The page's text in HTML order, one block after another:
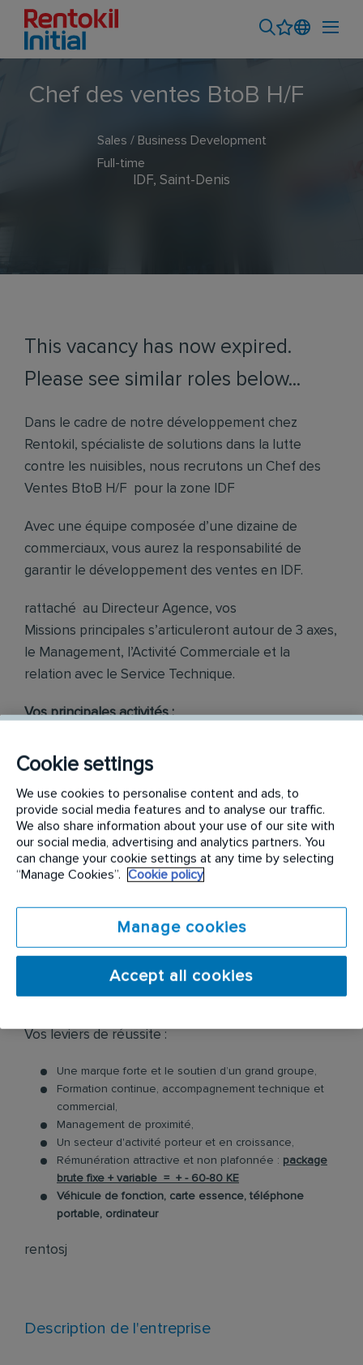
Chef des ventes BtoB H/F
Sales / Business Development
Full-time
IDF, Saint-Denis
This vacancy has now expired.
Please see similar roles below...
Dans le cadre de notre développement chez
Rentokil, spécialiste de solutions dans la lutte
contre les nuisibles, nous recrutons un Chef des
Ventes BtoB H/F pour la zone IDF
Avec une équipe composée d’une dizaine de
commerciaux, vous aurez la responsabilité de
garantir le développement des ventes en IDF.
rattaché au Directeur Agence, vos
Missions principales s’articuleront autour de 3 axes,
le Management, l’Activité Commerciale et la
relation avec le Service Technique.
Vos principales activités :
et la montée en compétences de vos équipes
Assurer la mise en œuvre du plan de développement
et le suivi client auprès de votre équipe.
Gérer les actions commerciales avec les fonction
techniques et supports : augmentations, résiliations et
litiges,
nationales et transversales avec le service technique,
Assurer une communication fluide externe et interne
avec les clients, la direction d'agence et les fonctions
Analyser les résultats des ventes de votre périmètre,
le marché et assurer la veille concurrentielle.
Vos leviers de réussite :
Une marque forte et le soutien d’un grand groupe,
Formation continue, accompagnement technique et
commercial,
Management de proximité,
Un secteur d'activité porteur et en croissance,
Rémunération attractive et non plafonnée : package
brute fixe + variable = + - 60-80 KE
Véhicule de fonction, carte essence, téléphone
portable, ordinateur
rentosj
Description de l'entreprise
Cookie settings
We use cookies to personalise content and ads, to
provide social media features and to analyse our traffic.
We also share information about your use of our site with
our social media, advertising and analytics partners. You
can change your cookie settings at any time by selecting
“Manage Cookies”.
Cookie policy
Manage cookies
Accept all cookies